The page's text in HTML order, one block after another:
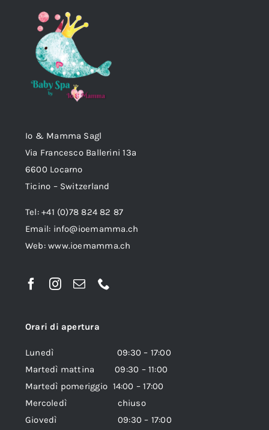
Io & Mamma Sagl
Via Francesco Ballerini 13a
6600 Locarno
Ticino – Switzerland
Tel: +41 (0)78 824 82 87
Email: info@ioemamma.ch
Web:www.ioemamma.ch
Orari di apertura
Lunedì 09:30 – 17:00
Martedì mattina 09:30 – 11:00
Martedì pomeriggio 14:00 – 17:00
Mercoledì chiuso
Giovedì 09:30 – 17:00